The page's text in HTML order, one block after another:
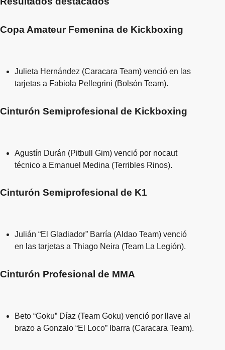
Copa Amateur Femenina de Kickboxing
Julieta Hernández (Caracara Team) venció en las
tarjetas a Fabiola Pellegrini (Bolsón Team).
Cinturón Semiprofesional de Kickboxing
Agustín Durán (Pitbull Gim) venció por nocaut
técnico a Emanuel Medina (Terribles Rinos).
Cinturón Semiprofesional de K1
Julián “El Gladiador” Barría (Aldao Team) venció
en las tarjetas a Thiago Neira (Team La Legión).
Cinturón Profesional de MMA
Beto “Goku” Díaz (Team Goku) venció por llave al
brazo a Gonzalo “El Loco” Ibarra (Caracara Team).